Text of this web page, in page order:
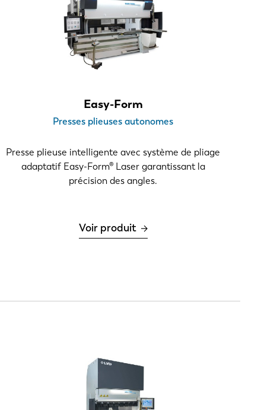
Easy-Form
Presses plieuses autonomes
Presse plieuse intelligente avec système de pliage
adaptatif Easy-Form® Laser garantissant la
précision des angles.
Voir produit